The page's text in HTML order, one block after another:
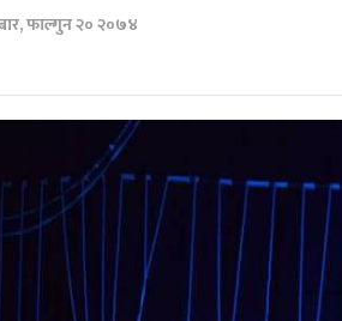
फाल्गुन २० २०७४